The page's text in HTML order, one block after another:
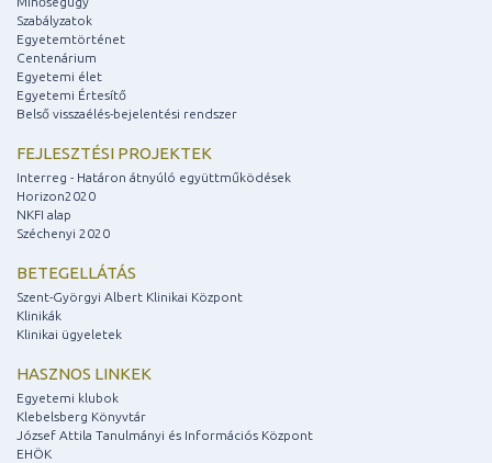
Szabályzatok
Egyetemtörténet
Centenárium
Egyetemi élet
Egyetemi Értesítő
Belső visszaélés-bejelentési rendszer
FEJLESZTÉSI PROJEKTEK
Interreg - Határon átnyúló együttműködések
Horizon2020
NKFI alap
Széchenyi 2020
BETEGELLÁTÁS
Szent-Györgyi Albert Klinikai Központ
Klinikák
Klinikai ügyeletek
HASZNOS LINKEK
Egyetemi klubok
Klebelsberg Könyvtár
József Attila Tanulmányi és Információs Központ
EHÖK